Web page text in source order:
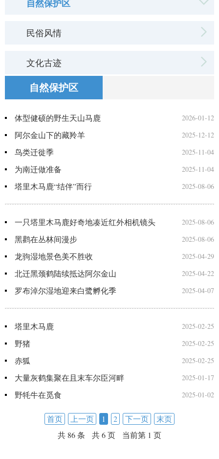
自然保护区
民俗风情
文化古迹
自然保护区
2026-01-12
体型健硕的野生天山马鹿
2025-12-12
阿尔金山下的藏羚羊
2025-11-04
鸟类迁徙季
2025-11-04
为南迁做准备
2025-08-06
塔里木马鹿“结伴”而行
2025-08-06
一只塔里木马鹿好奇地凑近红外相机镜头
2025-08-06
黑鹳在丛林间漫步
2025-04-29
龙驹湿地景色美不胜收
2025-04-22
北迁黑颈鹤陆续抵达阿尔金山
2025-04-07
罗布淖尔湿地迎来白鹭孵化季
2025-02-25
塔里木马鹿
2025-02-25
野猪
2025-02-25
赤狐
2025-01-17
大量灰鹤集聚在且末车尔臣河畔
2025-01-02
野牦牛在觅食
首页 上一页 1 2 下一页
末页
共 86 条
共 6 页 当前第 1 页